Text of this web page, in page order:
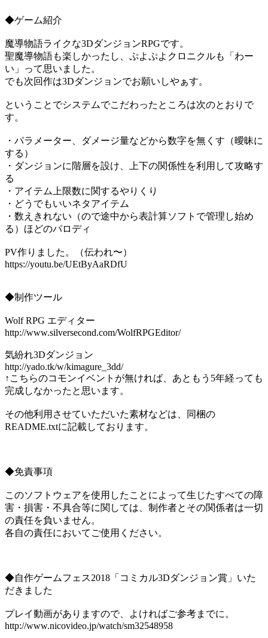
◆ゲーム紹介
魔導物語ライクな3DダンジョンRPGです。
聖魔導物語も楽しかったし、ぷよぷよクロニクルも「わー
い」って思いました。
でも次回作は3Dダンジョンでお願いしやぁす。
ということでシステムでこだわったところは次のとおりで
す。
・パラメーター、ダメージ量などから数字を無くす（曖昧に
する）
・ダンジョンに階層を設け、上下の関係性を利用して攻略す
る
・アイテム上限数に関するやりくり
・どうでもいいネタアイテム
・数えきれない（ので途中から表計算ソフトで管理し始め
る）ほどのパロディ
PV作りました。（伝われ〜）
https://youtu.be/UEtByAaRDfU
◆制作ツール
Wolf RPG エディター
http://www.silversecond.com/WolfRPGEditor/
気紛れ3Dダンジョン
http://yado.tk/w/kimagure_3dd/
↑こちらのコモンイベントが無ければ、あともう5年経っても
完成しなかったと思います。
その他利用させていただいた素材などは、同梱の
README.txtに記載しております。
◆免責事項
このソフトウェアを使用したことによって生じたすべての障
害・損害・不具合等に関しては、制作者とその関係者は一切
の責任を負いません。
各自の責任においてご使用ください。
◆自作ゲームフェス2018「コミカル3Dダンジョン賞」いた
だきました
プレイ動画がありますので、よければご参考までに。
http://www.nicovideo.jp/watch/sm32548958